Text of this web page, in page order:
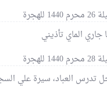
1440 للهجرة
جاري الماي تأذيني
1440 للهجرة
تدرس العباد، سيرة علي